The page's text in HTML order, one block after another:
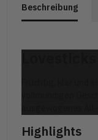
Beschreibung
Highlights